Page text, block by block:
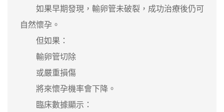
如果早期發現，輸卵管未破裂，成功治療後仍可
自然懷孕。
但如果：
輸卵管切除
或嚴重損傷
將來懷孕機率會下降。
臨床數據顯示：